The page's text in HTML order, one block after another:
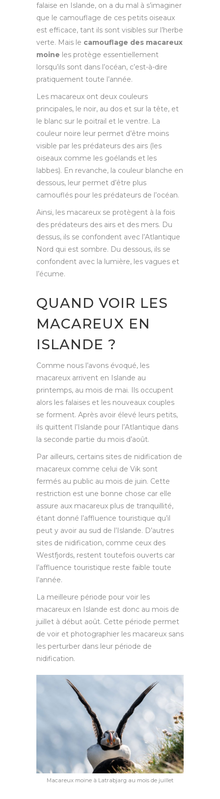
falaise en Islande, on a du mal à s’imaginer
que le camouflage de ces petits oiseaux
est efficace, tant ils sont visibles sur l’herbe
verte. Mais le camouflage des macareux
moine les protège essentiellement
lorsqu’ils sont dans l’océan, c’est-à-dire
pratiquement toute l’année.
Les macareux ont deux couleurs
principales, le noir, au dos et sur la tête, et
le blanc sur le poitrail et le ventre. La
couleur noire leur permet d’être moins
visible par les prédateurs des airs (les
oiseaux comme les goélands et les
labbes). En revanche, la couleur blanche en
dessous, leur permet d’être plus
camouflés pour les prédateurs de l’océan.
Ainsi, les macareux se protègent à la fois
des prédateurs des airs et des mers. Du
dessus, ils se confondent avec l’Atlantique
Nord qui est sombre. Du dessous, ils se
confondent avec la lumière, les vagues et
l’écume.
QUAND VOIR LES
MACAREUX EN
ISLANDE ?
Comme nous l’avons évoqué, les
macareux arrivent en Islande au
printemps, au mois de mai. Ils occupent
alors les falaises et les nouveaux couples
se forment. Après avoir élevé leurs petits,
ils quittent l’Islande pour l’Atlantique dans
la seconde partie du mois d’août.
Par ailleurs, certains sites de nidification de
macareux comme celui de Vik sont
fermés au public au mois de juin. Cette
restriction est une bonne chose car elle
assure aux macareux plus de tranquillité,
étant donné l’affluence touristique qu’il
peut y avoir au sud de l’Islande. D’autres
sites de nidification, comme ceux des
Westfjords, restent toutefois ouverts car
l’affluence touristique reste faible toute
l’année.
La meilleure période pour voir les
macareux en Islande est donc au mois de
juillet à début août. Cette période permet
de voir et photographier les macareux sans
les perturber dans leur période de
nidification.
Macareux moine à Latrabjarg au mois de juillet